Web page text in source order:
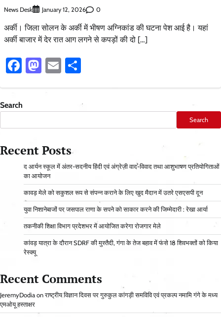
News Desk January 12, 2026 0
अर्की। जिला सोलन के अर्की में भीषण अग्निकांड की घटना पेश आई है। यहां
अर्की बाजार में देर रात आग लगने से कपड़ों की दो […]
Facebook
Mastodon
Email
Search
Search
Recent Posts
द आर्यन स्कूल में अंतर-सदनीय हिंदी एवं अंग्रेज़ी वाद-विवाद तथा आशुभाषण प्रतियोगिताओं
का आयोजन
कावड़ मेले को सकुशल रूप से संपन्न कराने के लिए खुद मैदान में उतरे एसएसपी दून
युवा निशानेबाजों पर जसपाल राणा के सपने को साकार करने की जिम्मेदारी : रेखा आर्या
तकनीकी शिक्षा विभाग प्रदेशभर में आयोजित करेगा रोजगार मेले
कांवड़ यात्रा के दौरान SDRF की मुस्तैदी, गंगा के तेज बहाव में फंसे 18 शिवभक्तों को किया
रेस्क्यू
Recent Comments
JeremyDodia onराष्ट्रीय विज्ञान दिवस पर गुरुकुल कांगड़ी समविवि एवं प्रकल्प नमामि गंगे के मध्य
एमओयू हस्ताक्षर